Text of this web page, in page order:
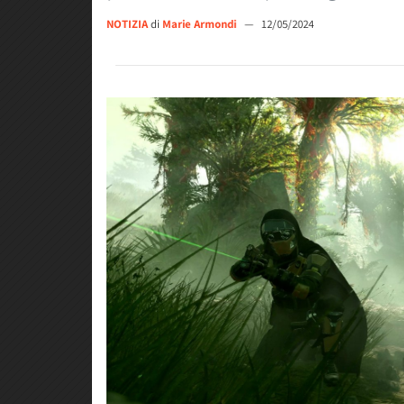
NOTIZIAdi Marie Armondi — 12/05/2024